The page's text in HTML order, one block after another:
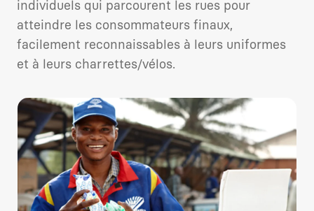
individuels qui parcourent les rues pour
atteindre les consommateurs finaux,
facilement reconnaissables à leurs uniformes
et à leurs charrettes/vélos.